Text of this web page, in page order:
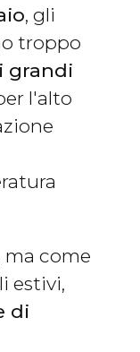
, gli
troppo
grandi
l'alto
ma come
estivi,
di